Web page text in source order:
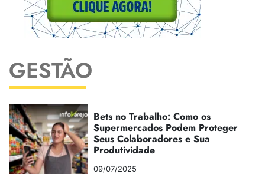
GESTÃO
Bets no Trabalho: Como os
Supermercados Podem Proteger
Seus Colaboradores e Sua
Produtividade
09/07/2025